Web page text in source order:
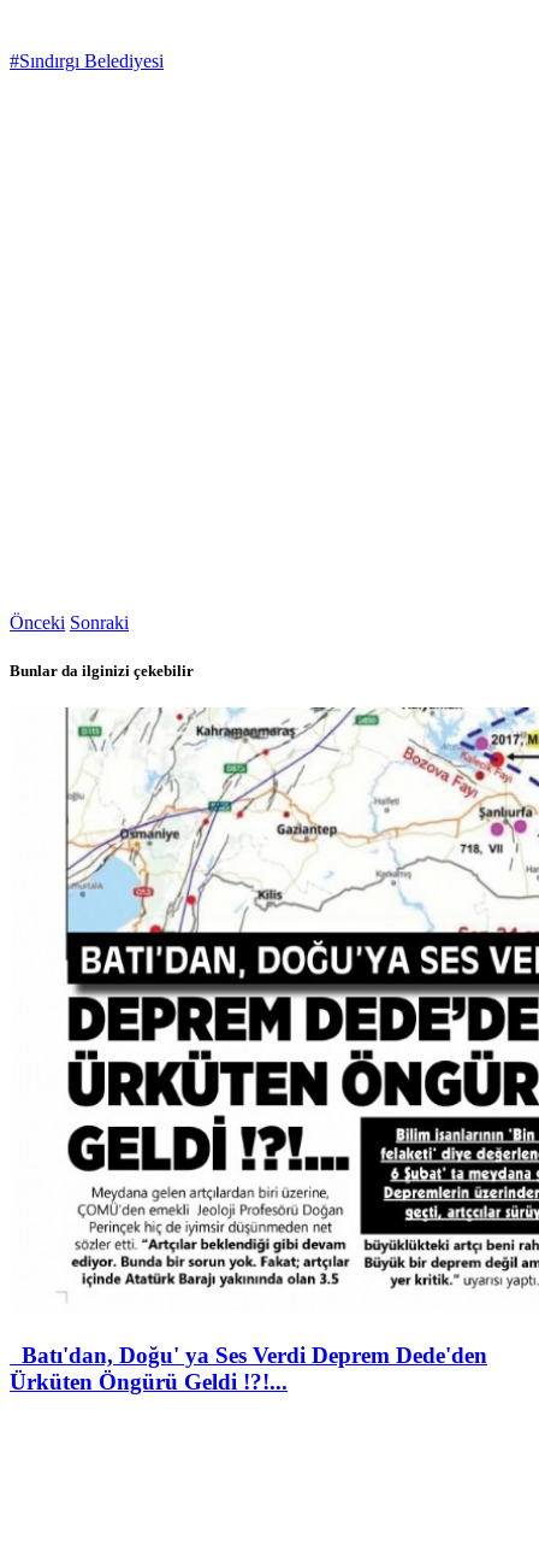
#Sındırgı Belediyesi
Önceki Sonraki
Bunlar da ilginizi çekebilir
Batı'dan, Doğu' ya Ses Verdi Deprem Dede'den
Ürküten Öngürü Geldi !?!...